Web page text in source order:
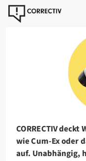
CORRECTIV
wie Cum-Ex oder
auf. Unabhängig,